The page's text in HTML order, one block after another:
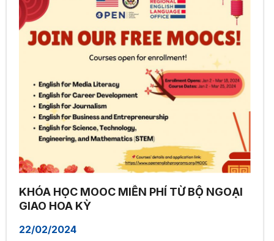
KHÓA HỌC MOOC MIỄN PHÍ TỪ BỘ NGOẠI
GIAO HOA KỲ
22/02/2024